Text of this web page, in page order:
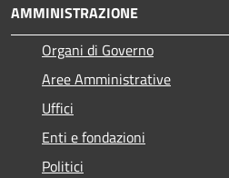
AMMINISTRAZIONE
Organi di Governo
Aree Amministrative
Uffici
Enti e fondazioni
Politici